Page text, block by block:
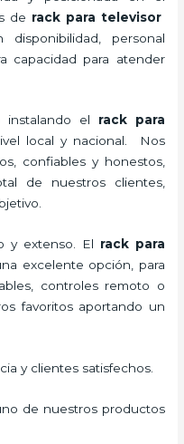
de rack para televisor
disponibilidad, personal
capacidad para atender
instalando el rack para
local y nacional.
Nos
confiables y honestos,
de nuestros clientes,
y extenso. El rack para
excelente opción, para
controles remoto o
favoritos aportando un
y clientes satisfechos.
de nuestros productos